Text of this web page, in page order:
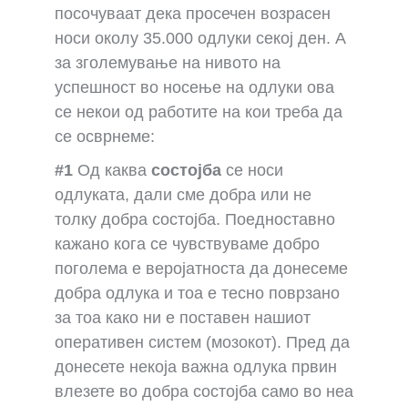
посочуваат дека просечен возрасен
носи околу 35.000 одлуки секој ден. А
за зголемување на нивото на
успешност во носење на одлуки ова
се некои од работите на кои треба да
се осврнеме:
#1 Од каква состојба се носи
одлуката, дали сме добра или не
толку добра состојба. Поедноставно
кажано кога се чувствуваме добро
поголема е веројатноста да донесеме
добра одлука и тоа е тесно поврзано
за тоа како ни е поставен нашиот
оперативен систем (мозокот). Пред да
донесете некоја важна одлука првин
влезете во добра состојба само во неа